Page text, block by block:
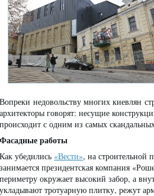
Вопреки недовольству многих киевлян
архитекторы говорят: несущие
происходит с одним из самых
Фасадныеработы
Как убедились «Вести», на строительной
занимается президентская компания
периметру окружает высокий забор, а
укладывают тротуарную плитку, режут